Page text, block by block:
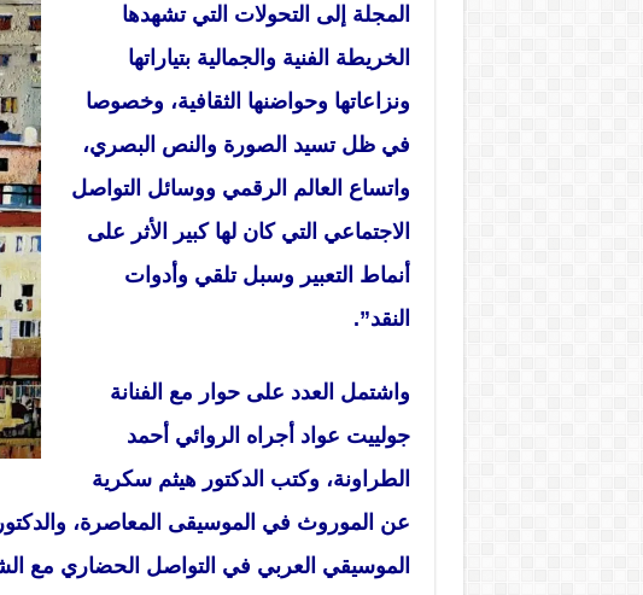
المجلة إلى التحولات التي تشهدها
الخريطة الفنية والجمالية بتياراتها
ونزاعاتها وحواضنها الثقافية، وخصوصا
في ظل تسيد الصورة والنص البصري،
واتساع العالم الرقمي ووسائل التواصل
الاجتماعي التي كان لها كبير الأثر على
أنماط التعبير وسبل تلقي وأدوات
النقد”.
واشتمل العدد على حوار مع الفنانة
جولييت عواد أجراه الروائي أحمد
الطراونة، وكتب الدكتور هيثم سكرية
عن الموروث في الموسيقى المعاصرة،
الموسيقي العربي في التواصل الحضاري مع